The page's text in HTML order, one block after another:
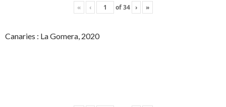
« ‹ of34 › »
Canaries : La Gomera, 2020